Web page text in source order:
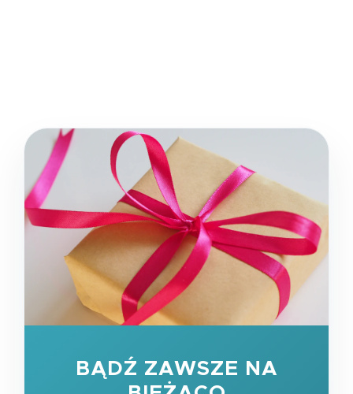
BĄDŹ ZAWSZE NA